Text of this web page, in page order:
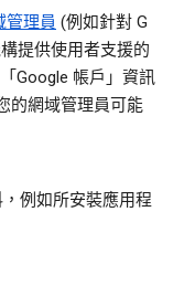
管理員 (例如針對 G
提供使用者支援的
Google 帳戶」資訊
的網域管理員可能
例如所安裝應用程